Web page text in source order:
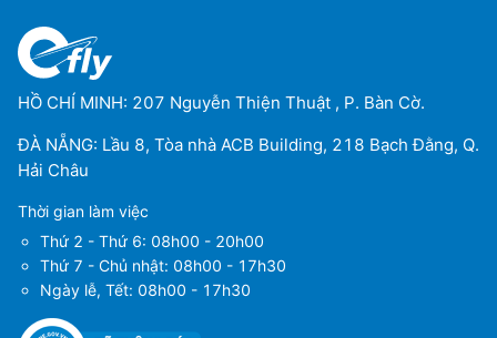
HỒ CHÍ MINH: 207 Nguyễn Thiện Thuật , P. Bàn Cờ.
ĐÀ NẴNG: Lầu 8, Tòa nhà ACB Building, 218 Bạch Đằng, Q.
Hải Châu
Thời gian làm việc
Thứ 2 - Thứ 6: 08h00 - 20h00
Thứ 7 - Chủ nhật: 08h00 - 17h30
Ngày lễ, Tết: 08h00 - 17h30